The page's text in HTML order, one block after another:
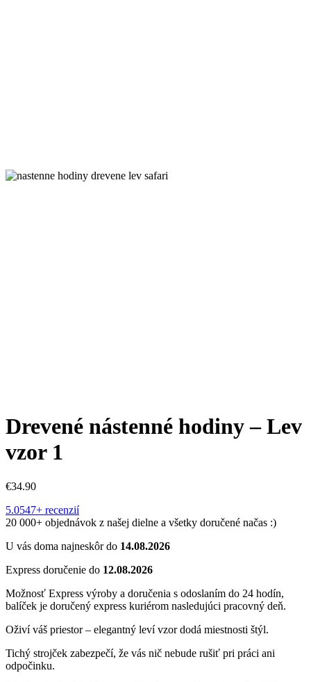
Drevené nástenné hodiny – Lev
vzor 1
€34.90
5.0547+ recenzií
20 000+ objednávok z našej dielne a všetky doručené načas :)
U vás doma najneskôr do 14.08.2026
Express doručenie do 12.08.2026
Možnosť Express výroby a doručenia s odoslaním do 24 hodín,
balíček je doručený express kuriérom nasledujúci pracovný deň.
Oživí váš priestor – elegantný leví vzor dodá miestnosti štýl.
Tichý strojček zabezpečí, že vás nič nebude rušiť pri práci ani
odpočinku.